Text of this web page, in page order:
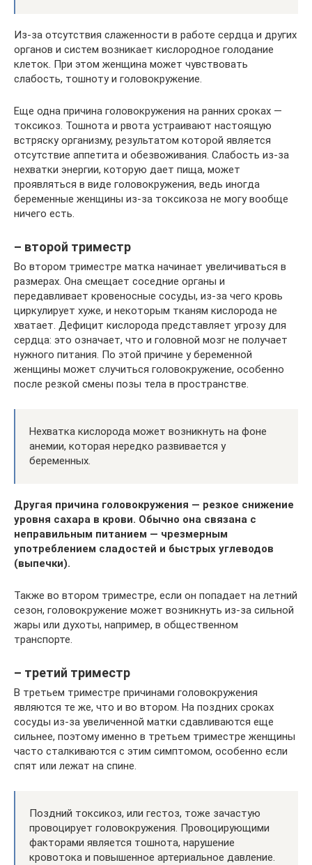
Из-за отсутствия слаженности в работе сердца и других
органов и систем возникает кислородное голодание
клеток. При этом женщина может чувствовать
слабость, тошноту и головокружение.
Еще одна причина головокружения на ранних сроках —
токсикоз. Тошнота и рвота устраивают настоящую
встряску организму, результатом которой является
отсутствие аппетита и обезвоживания. Слабость из-за
нехватки энергии, которую дает пища, может
проявляться в виде головокружения, ведь иногда
беременные женщины из-за токсикоза не могу вообще
ничего есть.
– второй триместр
Во втором триместре матка начинает увеличиваться в
размерах. Она смещает соседние органы и
передавливает кровеносные сосуды, из-за чего кровь
циркулирует хуже, и некоторым тканям кислорода не
хватает. Дефицит кислорода представляет угрозу для
сердца: это означает, что и головной мозг не получает
нужного питания. По этой причине у беременной
женщины может случиться головокружение, особенно
после резкой смены позы тела в пространстве.
Нехватка кислорода может возникнуть на фоне
анемии, которая нередко развивается у
беременных.
Другая причина головокружения — резкое снижение
уровня сахара в крови. Обычно она связана с
неправильным питанием — чрезмерным
употреблением сладостей и быстрых углеводов
(выпечки).
Также во втором триместре, если он попадает на летний
сезон, головокружение может возникнуть из-за сильной
жары или духоты, например, в общественном
транспорте.
– третий триместр
В третьем триместре причинами головокружения
являются те же, что и во втором. На поздних сроках
сосуды из-за увеличенной матки сдавливаются еще
сильнее, поэтому именно в третьем триместре женщины
часто сталкиваются с этим симптомом, особенно если
спят или лежат на спине.
Поздний токсикоз, или гестоз, тоже зачастую
провоцирует головокружения. Провоцирующими
факторами является тошнота, нарушение
кровотока и повышенное артериальное давление.